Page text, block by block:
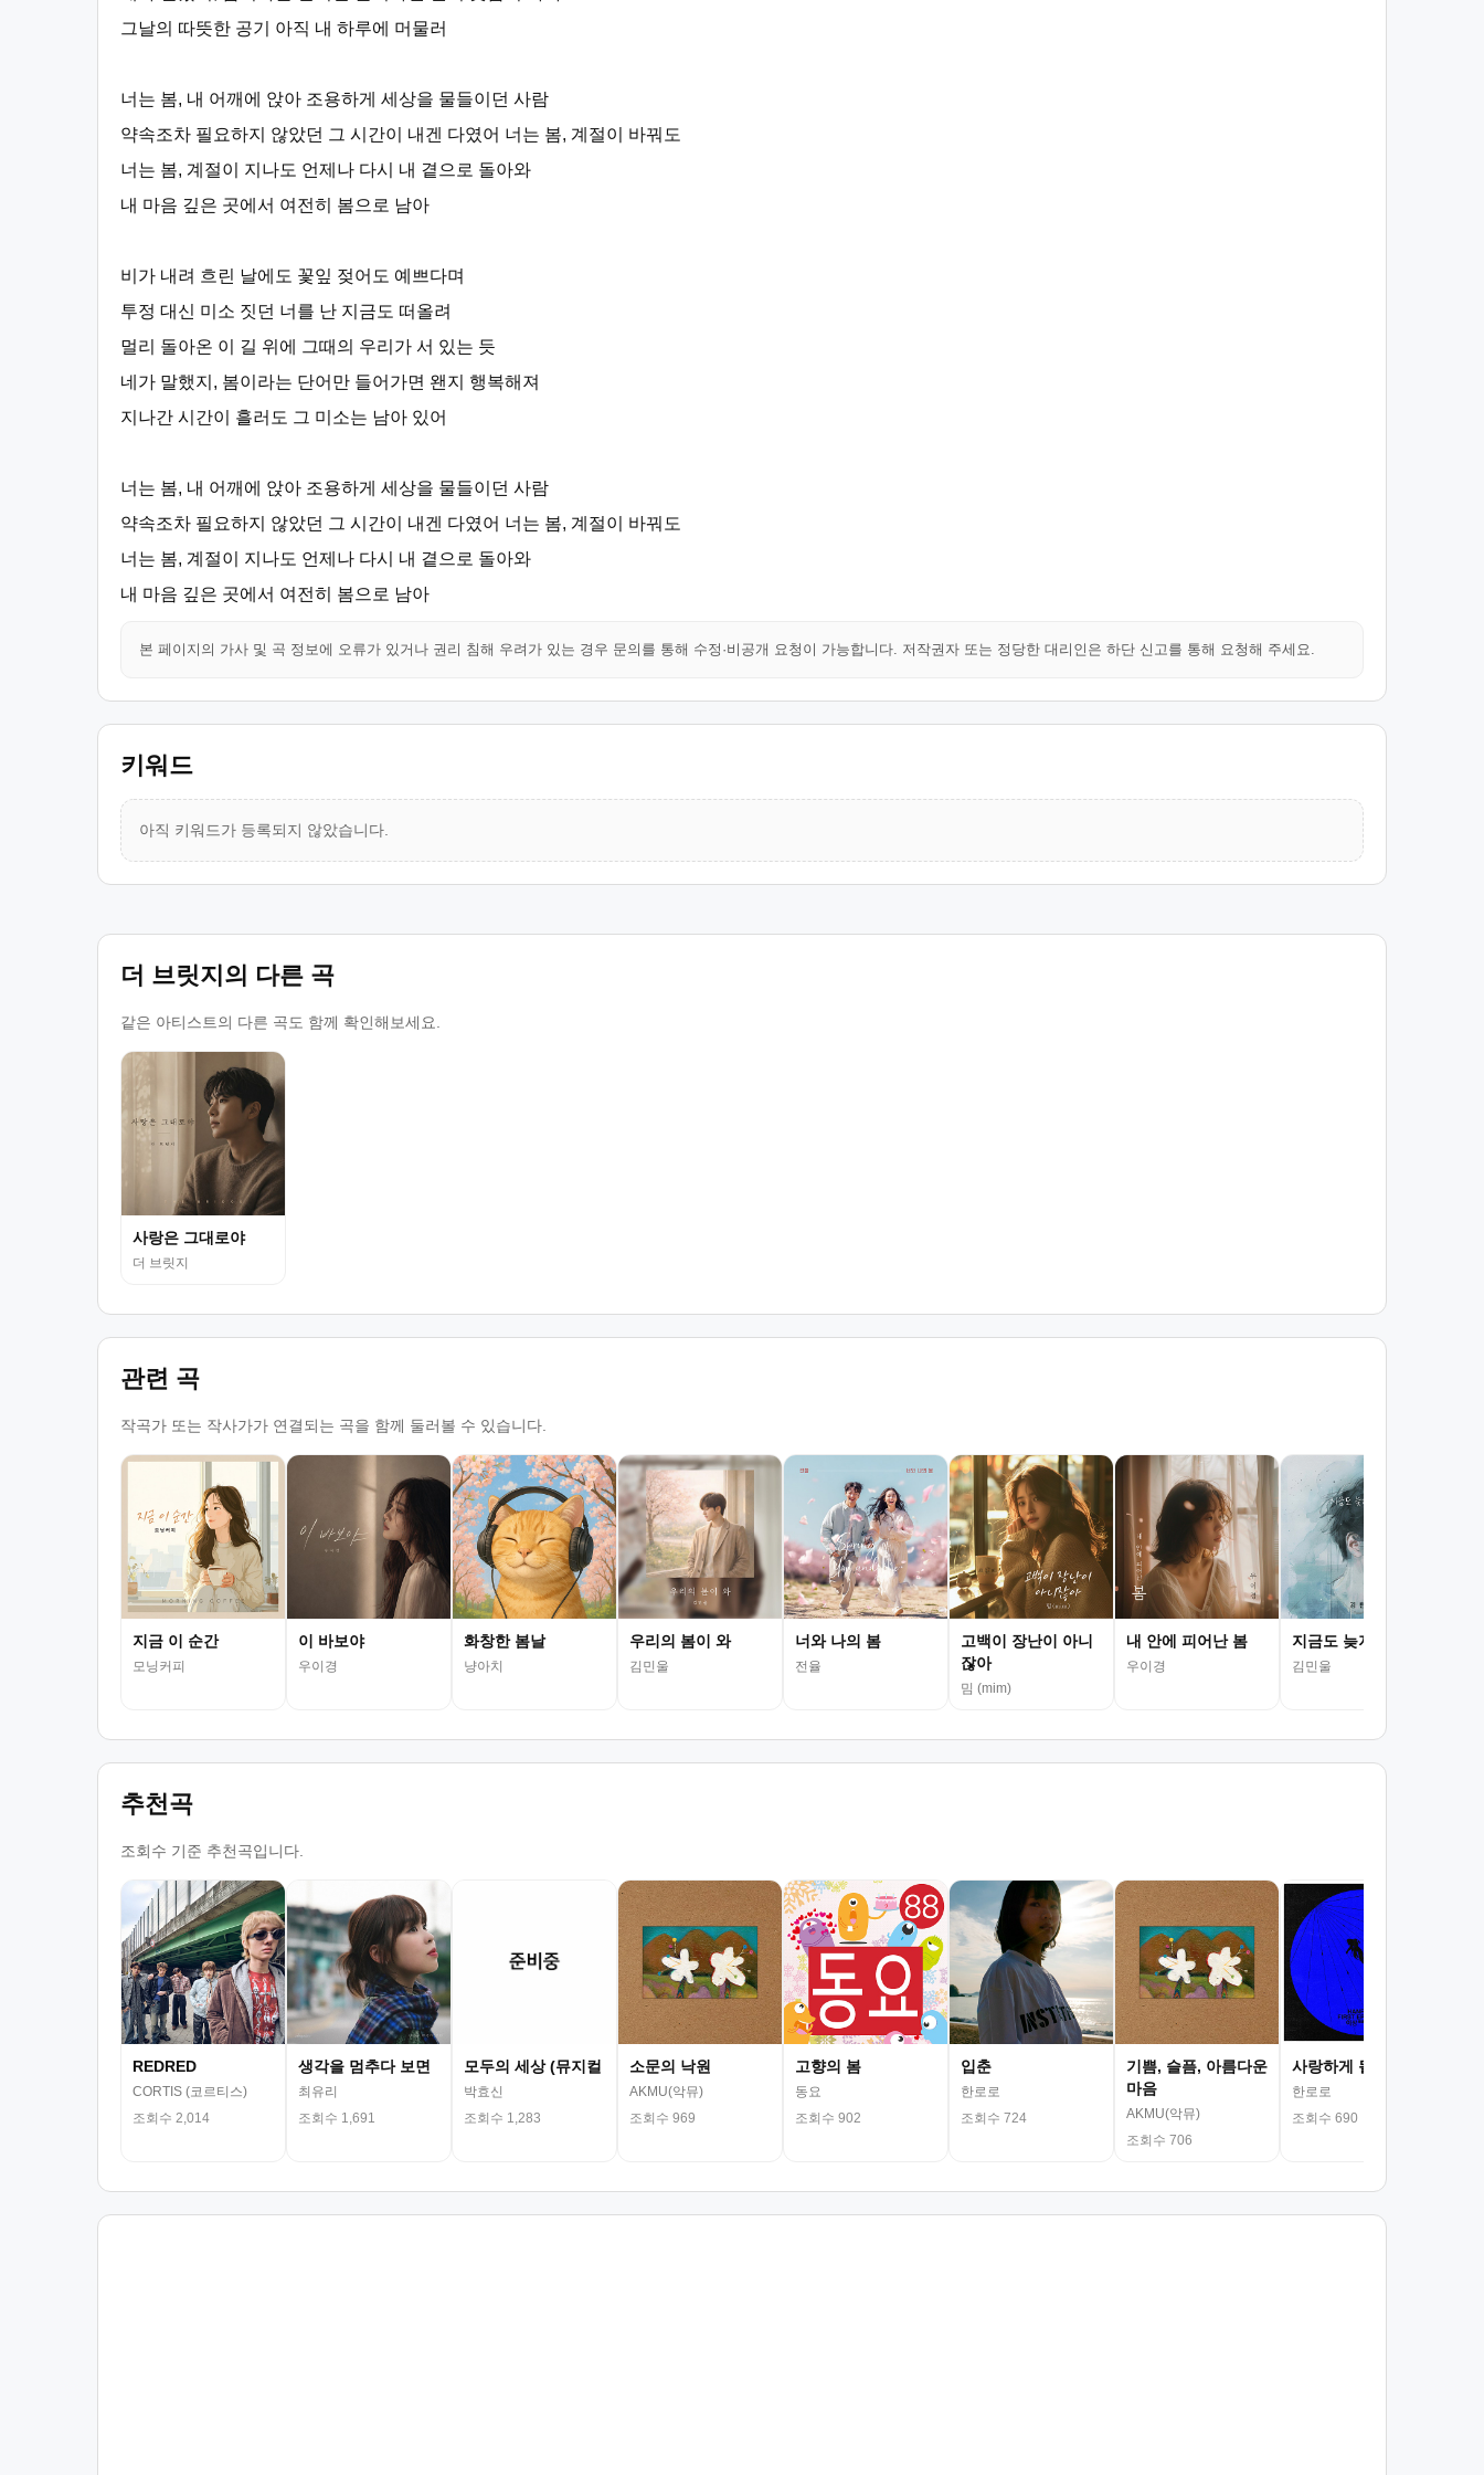
그날의 따뜻한 공기 아직 내 하루에 머물러
너는 봄, 내 어깨에 앉아 조용하게 세상을 물들이던 사람
약속조차 필요하지 않았던 그 시간이 내겐 다였어 너는 봄, 계절이 바꿔도
너는 봄, 계절이 지나도 언제나 다시 내 곁으로 돌아와
내 마음 깊은 곳에서 여전히 봄으로 남아
비가 내려 흐린 날에도 꽃잎 젖어도 예쁘다며
투정 대신 미소 짓던 너를 난 지금도 떠올려
멀리 돌아온 이 길 위에 그때의 우리가 서 있는 듯
네가 말했지, 봄이라는 단어만 들어가면 왠지 행복해져
지나간 시간이 흘러도 그 미소는 남아 있어
너는 봄, 내 어깨에 앉아 조용하게 세상을 물들이던 사람
약속조차 필요하지 않았던 그 시간이 내겐 다였어 너는 봄, 계절이 바꿔도
너는 봄, 계절이 지나도 언제나 다시 내 곁으로 돌아와
내 마음 깊은 곳에서 여전히 봄으로 남아
본 페이지의 가사 및 곡 정보에 오류가 있거나 권리 침해 우려가 있는 경우 문의를 통해 수정·비공개 요청이 가능합니다. 저작권자 또는 정당한 대리인은 하단 신고를 통해 요청해 주세요.
키워드
아직 키워드가 등록되지 않았습니다.
더 브릿지의 다른 곡
같은 아티스트의 다른 곡도 함께 확인해보세요.
사랑은 그대로야
더 브릿지
관련 곡
작곡가 또는 작사가가 연결되는 곡을 함께 둘러볼 수 있습니다.
지금 이 순간
모닝커피
이 바보야
우이경
화창한 봄날
냥아치
우리의 봄이 와
김민울
너와 나의 봄
전율
고백이 장난이 아니
잖아
밈 (mim)
내 안에 피어난 봄
우이경
지금도 늦지 않았어
김민울
추천곡
조회수 기준 추천곡입니다.
REDRED
CORTIS (코르티스)
조회수 2,014
생각을 멈추다 보면
최유리
조회수 1,691
모두의 세상 (뮤지컬
박효신
조회수 1,283
소문의 낙원
AKMU(악뮤)
조회수 969
고향의 봄
동요
조회수 902
입춘
한로로
조회수 724
기쁨, 슬픔, 아름다운
마음
AKMU(악뮤)
조회수 706
사랑하게 될 거야
한로로
조회수 690